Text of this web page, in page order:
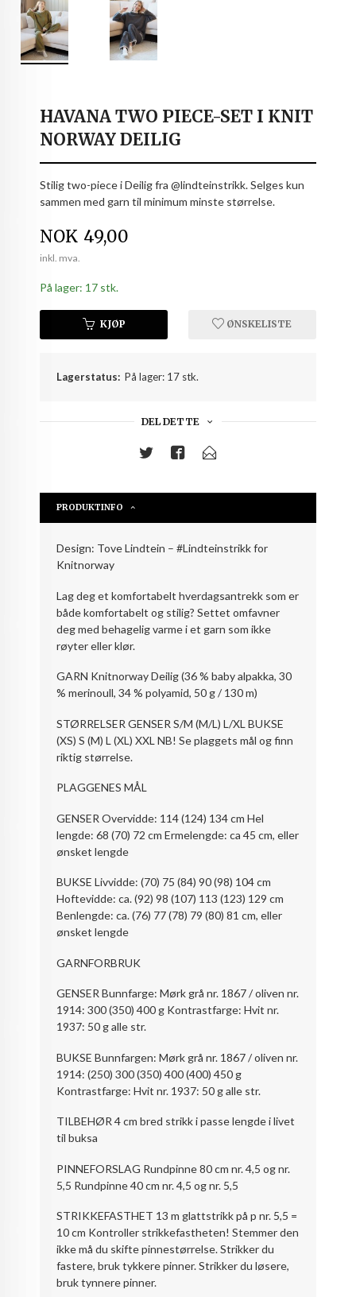
HAVANA TWO PIECE-SET I KNIT
NORWAY DEILIG
Stilig two-piece i Deilig fra @lindteinstrikk. Selges kun
sammen med garn til minimum minste størrelse.
Pris
NOK 49,00
inkl. mva.
På lager: 17 stk.
KJØP ØNSKELISTE
Lagerstatus: På lager: 17 stk.
DEL DETTE
PRODUKTINFO
Design: Tove Lindtein – #Lindteinstrikk for
Knitnorway
Lag deg et komfortabelt hverdagsantrekk som er
både komfortabelt og stilig? Settet omfavner
deg med behagelig varme i et garn som ikke
røyter eller klør.
GARN Knitnorway Deilig (36 % baby alpakka, 30
% merinoull, 34 % polyamid, 50 g / 130 m)
STØRRELSER GENSER S/M (M/L) L/XL BUKSE
(XS) S (M) L (XL) XXL NB! Se plaggets mål og finn
riktig størrelse.
PLAGGENES MÅL
GENSER Overvidde: 114 (124) 134 cm Hel
lengde: 68 (70) 72 cm Ermelengde: ca 45 cm, eller
ønsket lengde
BUKSE Livvidde: (70) 75 (84) 90 (98) 104 cm
Hoftevidde: ca. (92) 98 (107) 113 (123) 129 cm
Benlengde: ca. (76) 77 (78) 79 (80) 81 cm, eller
ønsket lengde
GARNFORBRUK
GENSER Bunnfarge: Mørk grå nr. 1867 / oliven nr.
1914: 300 (350) 400 g Kontrastfarge: Hvit nr.
1937: 50 g alle str.
BUKSE Bunnfargen: Mørk grå nr. 1867 / oliven nr.
1914: (250) 300 (350) 400 (400) 450 g
Kontrastfarge: Hvit nr. 1937: 50 g alle str.
TILBEHØR 4 cm bred strikk i passe lengde i livet
til buksa
PINNEFORSLAG Rundpinne 80 cm nr. 4,5 og nr.
5,5 Rundpinne 40 cm nr. 4,5 og nr. 5,5
STRIKKEFASTHET 13 m glattstrikk på p nr. 5,5 =
10 cm Kontroller strikkefastheten! Stemmer den
ikke må du skifte pinnestørrelse. Strikker du
fastere, bruk tykkere pinner. Strikker du løsere,
bruk tynnere pinner.